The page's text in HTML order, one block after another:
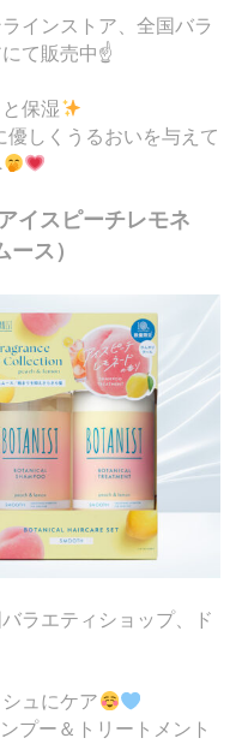
インストア、全国バラ
て販売中☝️
保湿
しくうるおいを与えて
イスピーチレモネ
ス）
ラエティショップ、ド
ュにケア
プー＆トリートメント